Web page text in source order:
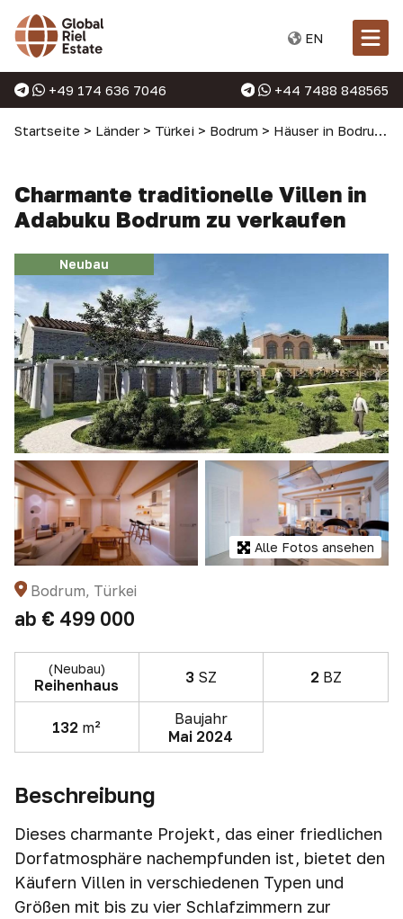
EN
+49 174 636 7046 +44 7488 848565
Startseite > Länder > Türkei > Bodrum > Häuser in Bodrum
Charmante traditionelle Villen in
Adabuku Bodrum zu verkaufen
Neubau
Alle Fotos ansehen
Bodrum, Türkei
ab € 499 000
(Neubau)
Reihenhaus 3 SZ 2 BZ
132 m²
Baujahr
Mai 2024
Beschreibung
Dieses charmante Projekt, das einer friedlichen
Dorfatmosphäre nachempfunden ist, bietet den
Käufern Villen in verschiedenen Typen und
Größen mit bis zu vier Schlafzimmern zur